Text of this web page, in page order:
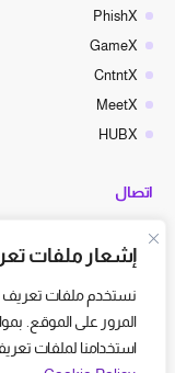
إشعار ملفات
نستخدم ملفات تعريف
المرور على الموقع.
استخدامنا لملفات تعريف
PhishX
GameX
CntntX
MeetX
HUBX
اتصال
hello@cyberx.world